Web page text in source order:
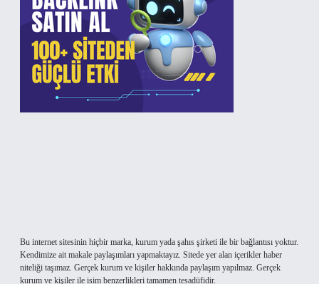
Bu internet sitesinin hiçbir marka, kurum yada şahıs şirketi ile bir bağlantısı yoktur.
Kendimize ait makale paylaşımları yapmaktayız. Sitede yer alan içerikler haber
niteliği taşımaz. Gerçek kurum ve kişiler hakkında paylaşım yapılmaz. Gerçek
kurum ve kişiler ile isim benzerlikleri tamamen tesadüfidir.